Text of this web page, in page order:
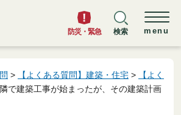
防災・緊急 検索 menu
> 【よくある質問】建築・住宅 >
【よく
で建築工事が始まったが、その建築計画